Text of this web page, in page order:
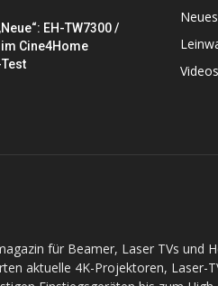
EH-TW7300 /
Cine4Home
Videos
für Beamer, Laser TVs und
aktuelle 4K-Projektoren, Laser-